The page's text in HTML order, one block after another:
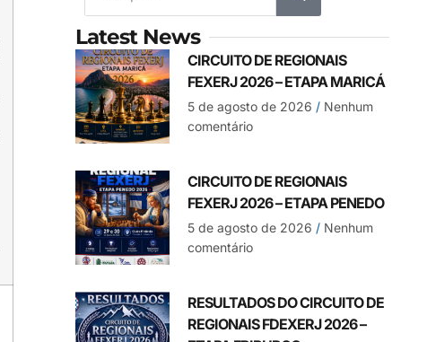
Latest News
CIRCUITO DE REGIONAIS
FEXERJ 2026 – ETAPA MARICÁ
5 de agosto de 2026 Nenhum
comentário
CIRCUITO DE REGIONAIS
FEXERJ 2026 – ETAPA PENEDO
5 de agosto de 2026 Nenhum
comentário
RESULTADOS DO CIRCUITO DE
REGIONAIS FDEXERJ 2026 –